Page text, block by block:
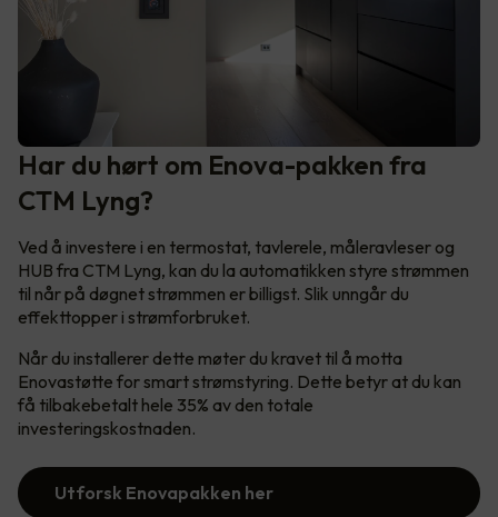
Har du hørt om Enova-pakken fra
CTM Lyng?
Ved å investere i en termostat, tavlerele, måleravleser og
HUB fra CTM Lyng, kan du la automatikken styre strømmen
til når på døgnet strømmen er billigst. Slik unngår du
effekttopper i strømforbruket.
Når du installerer dette møter du kravet til å motta
Enovastøtte for smart strømstyring. Dette betyr at du kan
få tilbakebetalt hele 35% av den totale
investeringskostnaden.
Utforsk Enovapakken her